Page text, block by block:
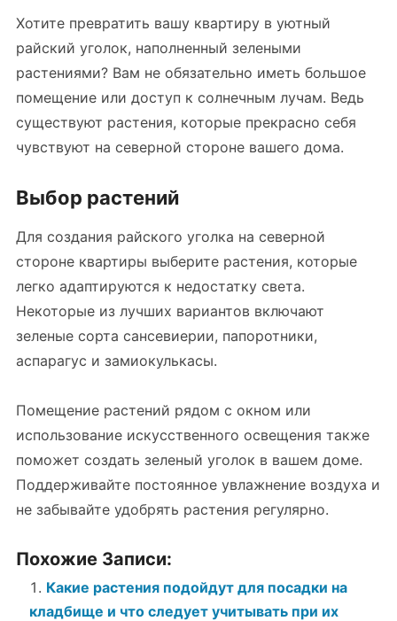
Хотите превратить вашу квартиру в уютный
райский уголок, наполненный зелеными
растениями? Вам не обязательно иметь большое
помещение или доступ к солнечным лучам. Ведь
существуют растения, которые прекрасно себя
чувствуют на северной стороне вашего дома.
Выбор растений
Для создания райского уголка на северной
стороне квартиры выберите растения, которые
легко адаптируются к недостатку света.
Некоторые из лучших вариантов включают
зеленые сорта сансевиерии, папоротники,
аспарагус и замиокулькасы.
Помещение растений рядом с окном или
использование искусственного освещения также
поможет создать зеленый уголок в вашем доме.
Поддерживайте постоянное увлажнение воздуха и
не забывайте удобрять растения регулярно.
Похожие Записи:
Какие растения подойдут для посадки на
кладбище и что следует учитывать при их